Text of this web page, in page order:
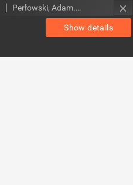
Show details
Perłowski, Adam. Red.